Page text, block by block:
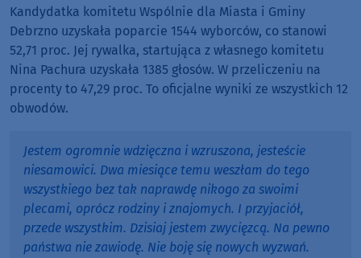
Kandydatka komitetu Wspólnie dla Miasta i Gminy
Debrzno uzyskała poparcie 1544 wyborców, co stanowi
52,71 proc. Jej rywalka, startująca z własnego komitetu
Nina Pachura uzyskała 1385 głosów. W przeliczeniu na
procenty to 47,29 proc. To oficjalne wyniki ze wszystkich 12
obwodów.
Jestem ogromnie wdzięczna i wzruszona, jesteście
niesamowici. Dwa miesiące temu weszłam do tego
wszystkiego bez tak naprawdę nikogo za swoimi
plecami, oprócz rodziny i znajomych. I przyjaciół,
przede wszystkim. Dzisiaj jestem zwycięzcą. Na pewno
państwa nie zawiodę. Nie boję się nowych wyzwań.